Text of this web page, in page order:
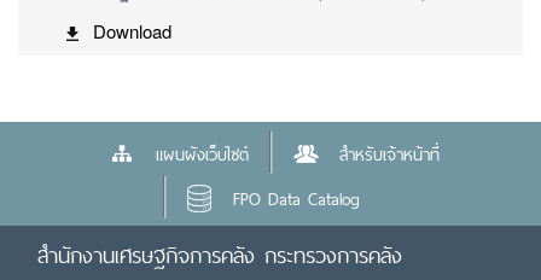
Download
แผนผังเว็บไซต์
สำหรับเจ้าหน้าที่
FPO Data Catalog
สำนักงานเศรษฐกิจการคลัง กระทรวงการคลัง